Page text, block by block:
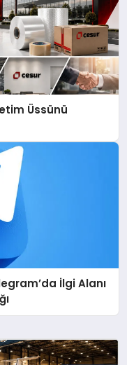
Üssünü
İlgi Alanı